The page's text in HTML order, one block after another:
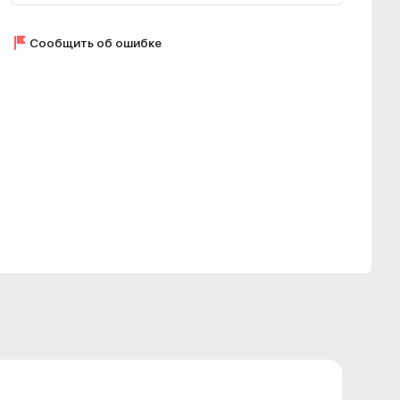
Сообщить об ошибке